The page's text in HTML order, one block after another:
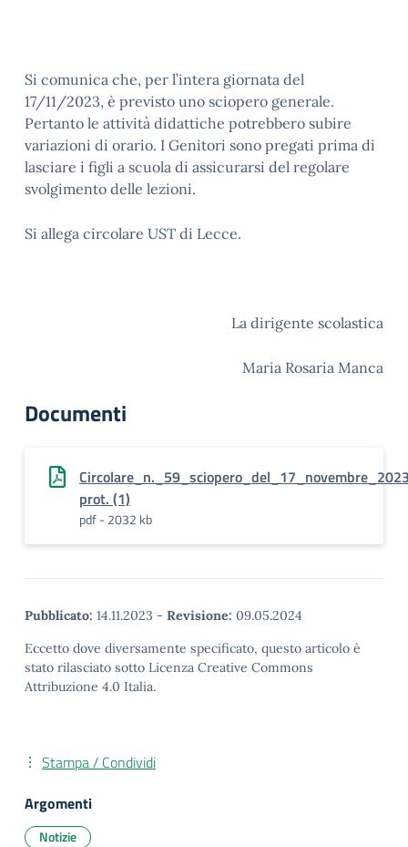
Si comunica che, per l’intera giornata del
17/11/2023, è previsto uno sciopero generale.
Pertanto le attività didattiche potrebbero subire
variazioni di orario. I Genitori sono pregati prima di
lasciare i figli a scuola di assicurarsi del regolare
svolgimento delle lezioni.
Si allega circolare UST di Lecce.
La dirigente scolastica
Maria Rosaria Manca
Documenti
prot. (1)
pdf - 2032 kb
Pubblicato: 14.11.2023 - Revisione: 09.05.2024
Eccetto dove diversamente specificato, questo articolo è
stato rilasciato sotto Licenza Creative Commons
Attribuzione 4.0 Italia.
Stampa / Condividi
Argomenti
Notizie